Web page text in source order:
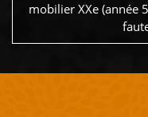
mobilier XXe (année